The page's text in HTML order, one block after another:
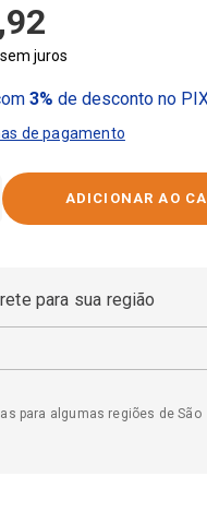
,92
juros
3% de desconto no
de pagamento
para sua região
para algumas regiões de São